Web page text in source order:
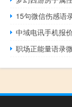
15句微信伤感语
中域电讯手机报
职场正能量语录